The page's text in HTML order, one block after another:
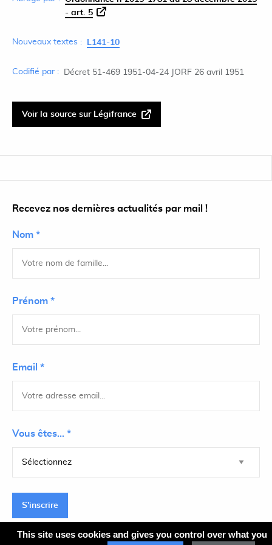
- art. 5
Nouveaux textes : L141-10
Codifié par : Décret 51-469 1951-04-24 JORF 26 avril 1951
Voir la source sur Légifrance
Recevez nos dernières actualités par mail !
Nom *
Prénom *
Email *
Vous êtes... *
S'inscrire
This site uses cookies and gives you control over what you